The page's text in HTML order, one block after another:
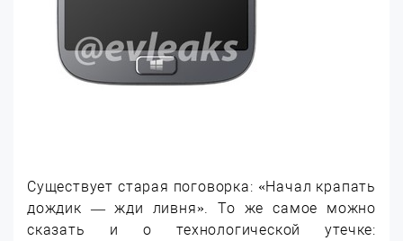
Существует старая поговорка: «Начал крапать
дождик — жди ливня». То же самое можно
сказать и о технологической утечке: